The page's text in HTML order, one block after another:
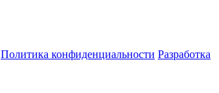
Политика конфиденциальности Разработка